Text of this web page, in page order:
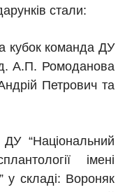
стали:
кубок команда ДУ
А.П. Ромоданова
Петрович та
“Національний
імені
складі: Вороняк